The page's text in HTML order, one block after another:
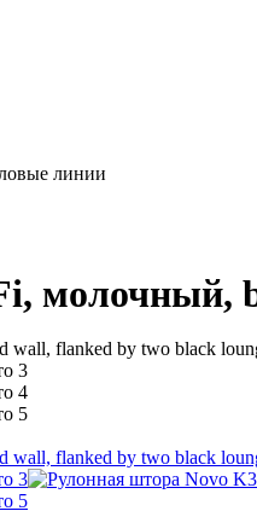
линии
молочный,